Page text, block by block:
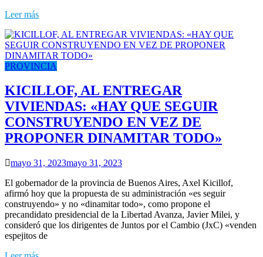
Leer más
PROVINCIA
KICILLOF, AL ENTREGAR
VIVIENDAS: «HAY QUE SEGUIR
CONSTRUYENDO EN VEZ DE
PROPONER DINAMITAR TODO»
mayo 31, 2023mayo 31, 2023
El gobernador de la provincia de Buenos Aires, Axel Kicillof,
afirmó hoy que la propuesta de su administración «es seguir
construyendo» y no «dinamitar todo», como propone el
precandidato presidencial de la Libertad Avanza, Javier Milei, y
consideró que los dirigentes de Juntos por el Cambio (JxC) «venden
espejitos de